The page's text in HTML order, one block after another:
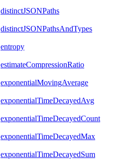
distinctJSONPaths
distinctJSONPathsAndTypes
entropy
estimateCompressionRatio
exponentialMovingAverage
exponentialTimeDecayedAvg
exponentialTimeDecayedCount
exponentialTimeDecayedMax
exponentialTimeDecayedSum